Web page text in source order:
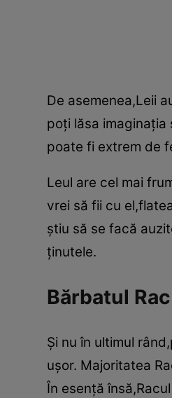
De asemenea,Leii
poţi lăsa
poate fi extrem de
Leul are cel mai
vrei să fii cu
ştiu să se facă
ţinutele.
Bărbatul
Şi nu în ultimul
uşor. Majoritatea
În esenţă